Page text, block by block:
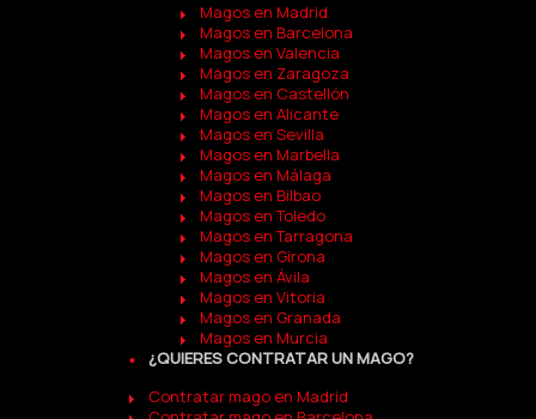
Magos en Madrid
Magos en Barcelona
Magos en Valencia
Magos en Zaragoza
Magos en Castellón
Magos en Alicante
Magos en Sevilla
Magos en Marbella
Magos en Málaga
Magos en Bilbao
Magos en Toledo
Magos en Tarragona
Magos en Girona
Magos en Ávila
Magos en Vitoria
Magos en Granada
Magos en Murcia
¿QUIERES CONTRATAR UN MAGO?
Contratar mago en Madrid